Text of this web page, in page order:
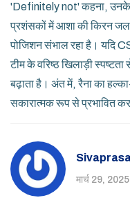
'Definitely not' कहना, उनके
प्रशंसकों में आशा की किरन
पोजिशन संभाल रहा है। यदि
टीम के वरिष्ठ खिलाड़ी
बढ़ाता है। अंत में, रैना का
सकारात्मक रूप से प्रभावित
मार्च 29,